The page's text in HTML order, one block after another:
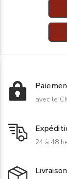
avec le
24 à 48